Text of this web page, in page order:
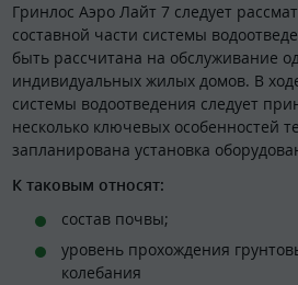
Гринлос Аэро Лайт 7 следует
составной части системы
быть рассчитана на обслуживание
индивидуальных жилых домов. В
системы водоотведения следует
несколько ключевых особенностей
запланирована установка
К таковым относят:
состав почвы;
уровень прохождения
колебания